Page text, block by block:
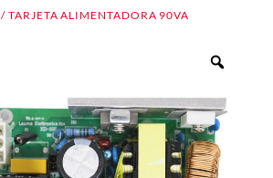
/ TARJETA ALIMENTADORA 90VA